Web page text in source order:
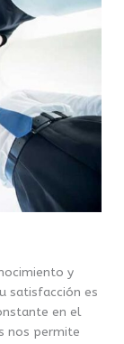
y
satisfacción es
en el
nos permite